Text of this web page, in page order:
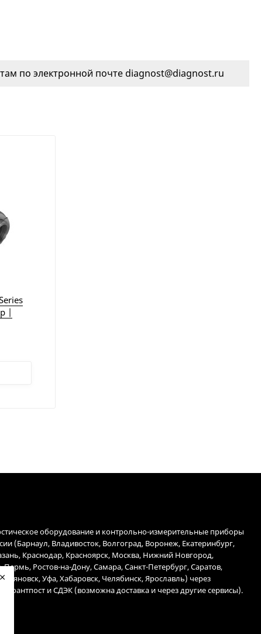
по электронной почте diagnost@diagnost.ru
|
оборудование и контрольно-измерительные приборы
(Барнаул, Владивосток, Волгоград, Воронеж, Екатеринбург,
Краснодар, Красноярск, Москва, Нижний Новгород,
Ростов-на-Дону, Самара, Санкт-Петербург, Саратов,
Уфа, Хабаровск, Челябинск, Ярославль) через
и СДЭК (возможна доставка и через другие сервисы).